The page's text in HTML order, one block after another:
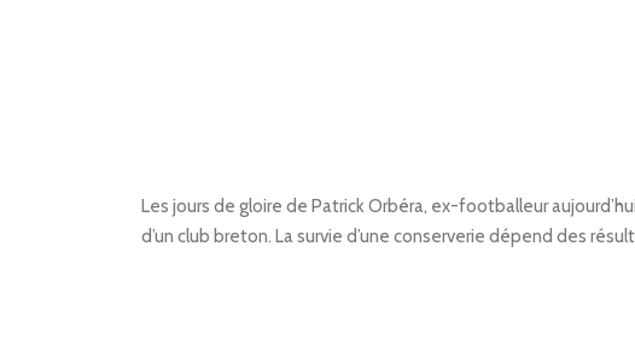
Les jours de gloire de Patrick Orbéra, ex-footballeur
d’un club breton. La survie d’une conserverie dépend des